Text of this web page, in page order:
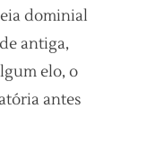
dominial
antiga,
elo, o
antes